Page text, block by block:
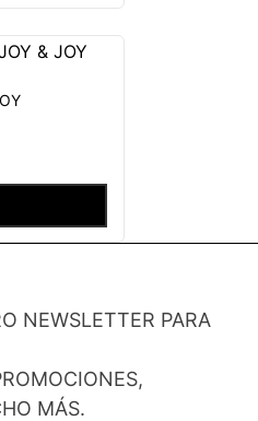
NEWSLETTER PARA
MÁS.